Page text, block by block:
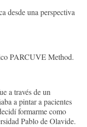
desde una perspectiva
PARCUVE Method.
a través de un
a pintar a pacientes
formarme como
Pablo de Olavide.